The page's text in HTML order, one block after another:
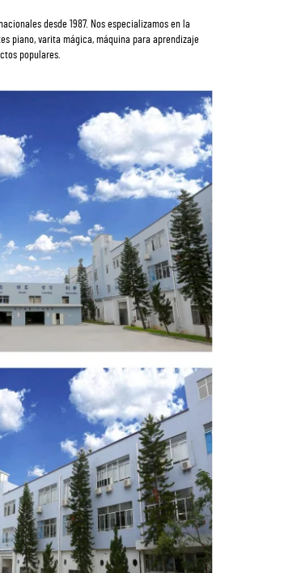
desde 1987. Nos especializamos en la
piano, varita mágica, máquina para aprendizaje
populares.